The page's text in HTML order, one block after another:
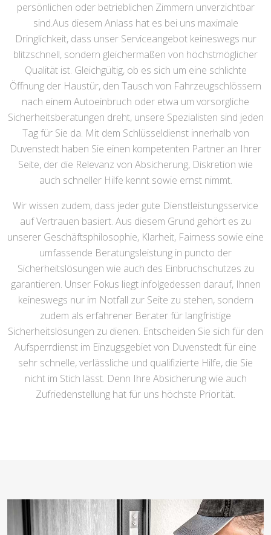
persönlichen oder betrieblichen Zimmern unverzichtbar
sind.Aus diesem Anlass hat es bei uns maximale
Dringlichkeit, dass unser Serviceangebot keineswegs nur
blitzschnell, sondern gleichermaßen von höchstmöglicher
Qualität ist. Gleichgültig, ob es sich um eine schlichte
Öffnung der Haustür, den Tausch von Fahrzeugschlössern
nach einem Autoeinbruch oder etwa um vorsorgliche
Sicherheitsberatungen dreht, unsere Spezialisten sind jeden
Tag für Sie da. Mit dem Schlüsseldienst innerhalb von
Duvenstedt haben Sie einen kompetenten Partner an Ihrer
Seite, der die Relevanz von Absicherung, Diskretion wie
auch schneller Hilfe kennt sowie ernst nimmt.
Wir wissen zudem, dass jeder gute Dienstleistungsservice
auf Vertrauen basiert. Aus diesem Grund gehört es zu
unserer Geschäftsphilosophie, Klarheit, Fairness sowie eine
umfassende Beratungsleistung in puncto der
Sicherheitslösungen wie auch des Einbruchschutzes zu
garantieren. Unser Fokus liegt infolgedessen darauf, Ihnen
keineswegs nur im Notfall zur Seite zu stehen, sondern
zudem als erfahrener Berater für langfristige
Sicherheitslösungen zu dienen. Entscheiden Sie sich für den
Aufsperrdienst im Einzugsgebiet von Duvenstedt für eine
sehr schnelle, verlässliche und qualifizierte Hilfe, die Sie
nicht im Stich lässt. Denn Ihre Absicherung wie auch
Zufriedenstellung hat für uns höchste Priorität.